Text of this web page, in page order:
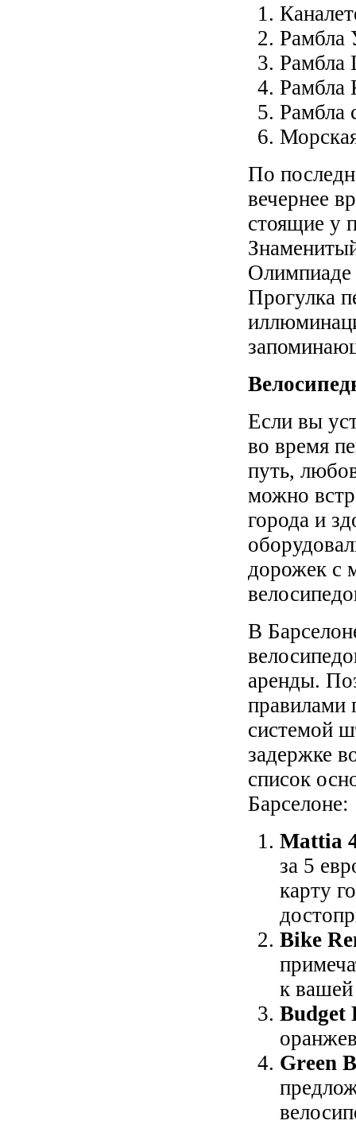
Рамбла
Рамбла
Рамбла
Рамбла
По
вечернее
стоящие у
Олимпиаде
Прогулка
Если вы
во время
путь,
можно
города и
дорожек с
В
аренды.
правилами
системой
задержке
список
Барселоне:
Mattia
за 5
карту
Bike
к вашей
Budget
Green